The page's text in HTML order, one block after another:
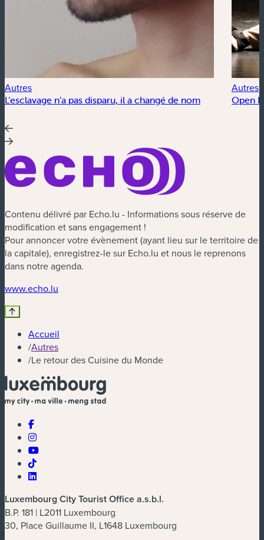
Autres
L’esclavage n’a pas disparu, il a changé de nom
Autres
Open
Contenu délivré par Echo.lu - Informations sous réserve de
modification et sans engagement !
Pour annoncer votre évènement (ayant lieu sur le territoire de
la capitale), enregistrez-le sur Echo.lu et nous le reprenons
dans notre agenda.
www.echo.lu
Accueil
/Autres
/Le retour des Cuisine du Monde
Luxembourg City Tourist Office a.s.b.l.
B.P. 181 | L2011 Luxembourg
30, Place Guillaume II, L1648 Luxembourg